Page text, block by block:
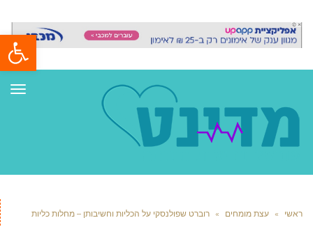
פתח
ראשי » עצת מומחים » רוברט שפולנסקי על הכליות וחשיבותן – מחלות כליות